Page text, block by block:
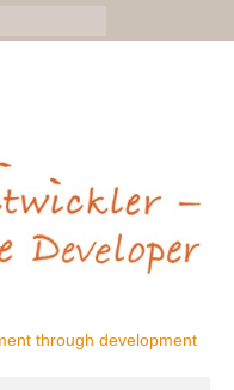
through development